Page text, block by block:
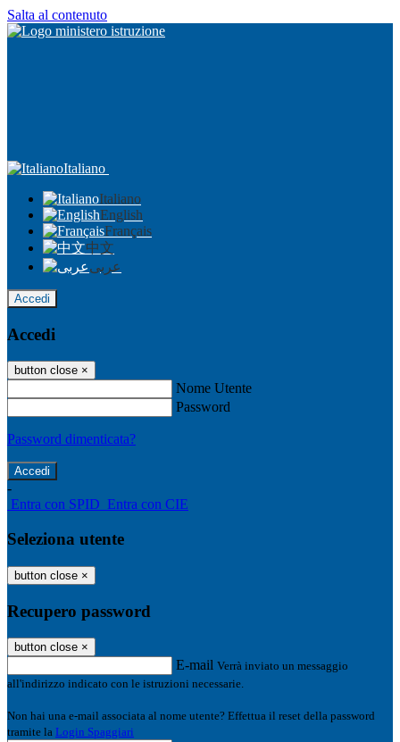
Salta al contenuto
Italiano
Italiano
English
Français
中文
عربى
Accedi
Accedi
button close ×
Nome Utente
Password
Password dimenticata?
-
Entra con SPID Entra con CIE
Seleziona utente
button close ×
Recupero password
button close ×
E-mail Verrà inviato un messaggio
all'indirizzo indicato con le istruzioni necessarie.
Non hai una e-mail associata al nome utente? Effettua il reset della password
tramite la Login Spaggiari